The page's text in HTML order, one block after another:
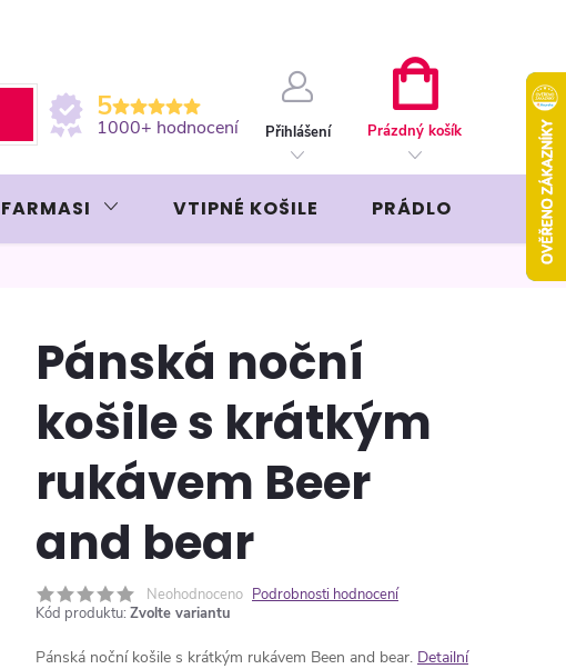
5
1000+ hodnocení Přihlášení
KOŠÍK
Prázdný košík
FARMASI VTIPNÉ KOŠILE PRÁDLO
Pánská noční
košile s krátkým
rukávem Beer
and bear
Neohodnoceno Podrobnosti hodnocení
Kód produktu: Zvolte variantu
Pánská noční košile s krátkým rukávem Been and bear. Detailní